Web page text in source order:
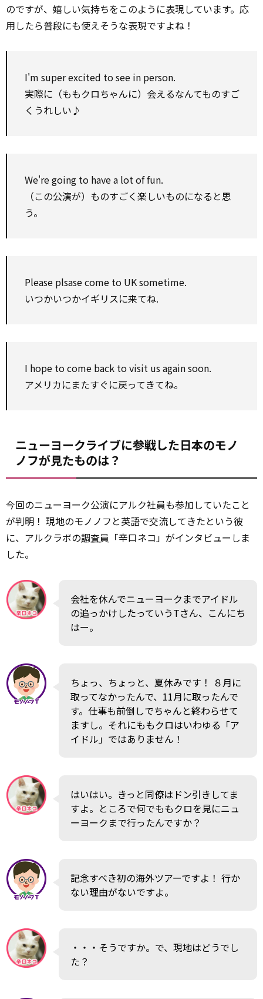
のですが、嬉しい気持ちをこのように表現しています。応
用したら普段にも使えそうな表現ですよね！
I'm super excited to see in person.
実際に（ももクロちゃんに）会えるなんてものすご
くうれしい♪
We're going to have a lot of fun.
（この公演が）ものすごく楽しいものになると思
う。
Please plsase come to UK sometime.
いつかいつかイギリスに来てね.
I hope to come back to visit us again soon.
アメリカにまたすぐに戻ってきてね。
ニューヨークライブに参戦した日本のモノ
ノフが見たものは？
今回のニューヨーク公演にアルク社員も参加していたこと
が判明！ 現地のモノノフと英語で交流してきたという彼
に、アルクラボの調査員「辛口ネコ」がインタビューしま
した。
会社を休んでニューヨークまでアイドル
の追っかけしたっていうTさん、こんにち
はー。
ちょっ、ちょっと、夏休みです！ ８月に
取ってなかったんで、11月に取ったんで
す。仕事も前倒しでちゃんと終わらせて
ますし。それにももクロはいわゆる「ア
イドル」ではありません！
はいはい。きっと同僚はドン引きしてま
すよ。ところで何でももクロを見にニュ
ーヨークまで行ったんですか？
記念すべき初の海外ツアーですよ！ 行か
ない理由がないですよ。
・・・そうですか。で、現地はどうでし
た？